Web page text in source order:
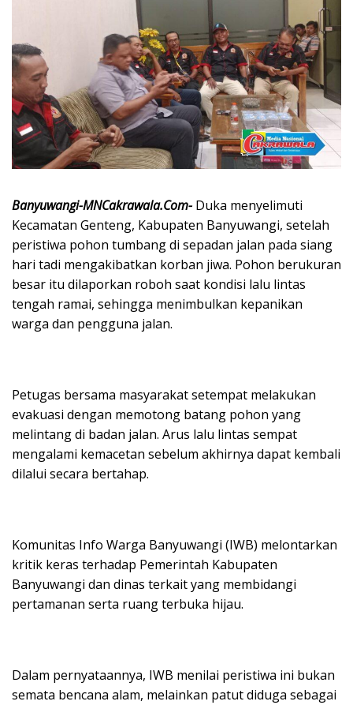
Banyuwangi-MNCakrawala.Com- Duka menyelimuti
Kecamatan Genteng, Kabupaten Banyuwangi, setelah
peristiwa pohon tumbang di sepadan jalan pada siang
hari tadi mengakibatkan korban jiwa. Pohon berukuran
besar itu dilaporkan roboh saat kondisi lalu lintas
tengah ramai, sehingga menimbulkan kepanikan
warga dan pengguna jalan.
Petugas bersama masyarakat setempat melakukan
evakuasi dengan memotong batang pohon yang
melintang di badan jalan. Arus lalu lintas sempat
mengalami kemacetan sebelum akhirnya dapat kembali
dilalui secara bertahap.
Komunitas Info Warga Banyuwangi (IWB) melontarkan
kritik keras terhadap Pemerintah Kabupaten
Banyuwangi dan dinas terkait yang membidangi
pertamanan serta ruang terbuka hijau.
Dalam pernyataannya, IWB menilai peristiwa ini bukan
semata bencana alam, melainkan patut diduga sebagai